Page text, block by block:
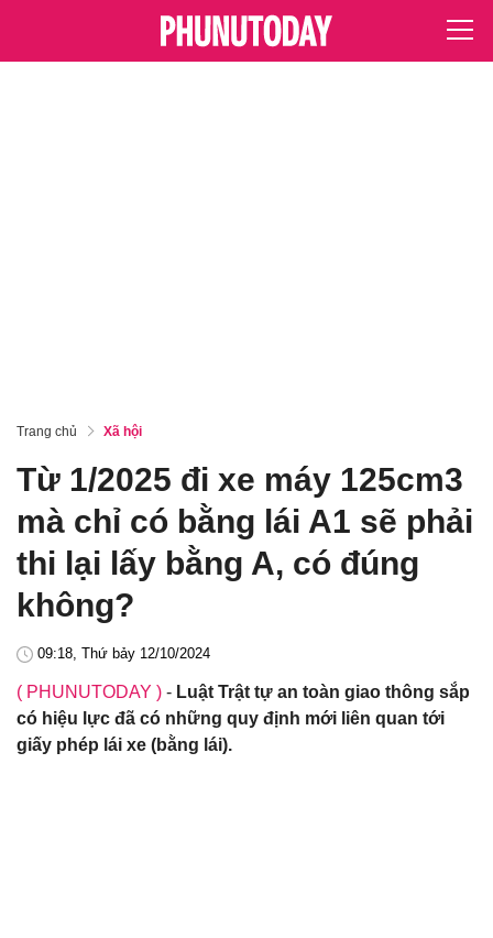
Trang chủ Xã hội
Từ 1/2025 đi xe máy 125cm3
mà chỉ có bằng lái A1 sẽ phải
thi lại lấy bằng A, có đúng
không?
09:18, Thứ bảy 12/10/2024
( PHUNUTODAY ) - Luật Trật tự an toàn giao thông sắp
có hiệu lực đã có những quy định mới liên quan tới
giấy phép lái xe (bằng lái).